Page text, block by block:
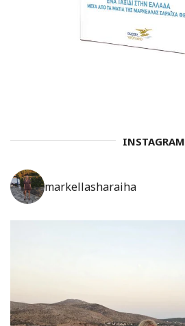
INSTAGRAM
markellasharaiha